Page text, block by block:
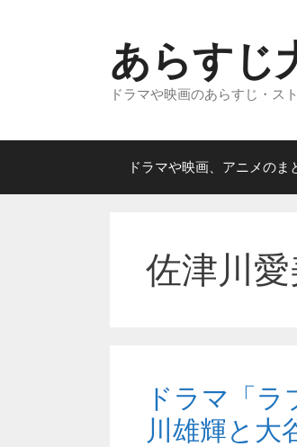
ス
ッ
あらすじ
ドラマや映画のあらすじ・ス
ドラマや映画、アニメのま
佐津川
ドラマ「
川雄輝と大